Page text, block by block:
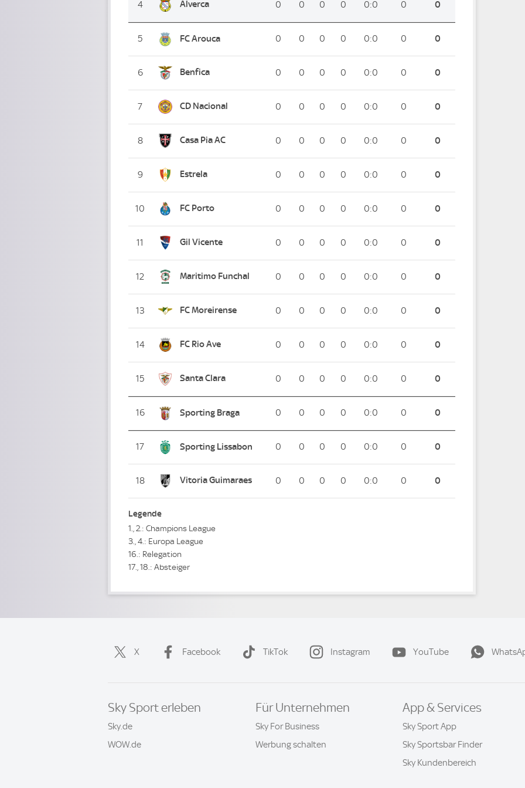
4 Alverca 0 0 0 0 0:0 0 0
5 FC Arouca 0 0 0 0 0:0 0 0
6 Benfica 0 0 0 0 0:0 0 0
7 CD Nacional 0 0 0 0 0:0 0 0
8 Casa Pia AC 0 0 0 0 0:0 0 0
9 Estrela 0 0 0 0 0:0 0 0
10 FC Porto 0 0 0 0 0:0 0 0
11 Gil Vicente 0 0 0 0 0:0 0 0
12 Maritimo Funchal 0 0 0 0 0:0 0 0
13 FC Moreirense 0 0 0 0 0:0 0 0
14 FC Rio Ave 0 0 0 0 0:0 0 0
15 Santa Clara 0 0 0 0 0:0 0 0
16 Sporting Braga 0 0 0 0 0:0 0 0
17 Sporting Lissabon 0 0 0 0 0:0 0 0
18 Vitoria Guimaraes 0 0 0 0 0:0 0 0
Legende
1., 2.: Champions League
3., 4.: Europa League
16.: Relegation
17., 18.: Absteiger
X Facebook TikTok Instagram YouTube
Sky Sport erleben
Sky.de
WOW.de
Für Unternehmen
Sky For Business
Werbung schalten
App & Services
Sky Sport App
Sky Sportsbar Finder
Sky Kundenbereich